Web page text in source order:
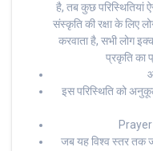
है, तब कुछ परिस्थितियां
संस्कृति की रक्षा के लिए
करवाता है, सभी लोग
प्रकृति का
इस परिस्थिति को
Prayer
जब यह विश्व स्तर तक